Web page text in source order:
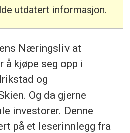
utdatert informasjon.
Næringsliv at
å kjøpe seg opp i
og
Og da gjerne
investorer. Denne
på et leserinnlegg fra